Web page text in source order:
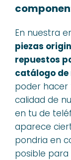
En nuestra
piezas
repuestos
catálogo
poder
calidad de
en tu de
aparece
pondria en
posible